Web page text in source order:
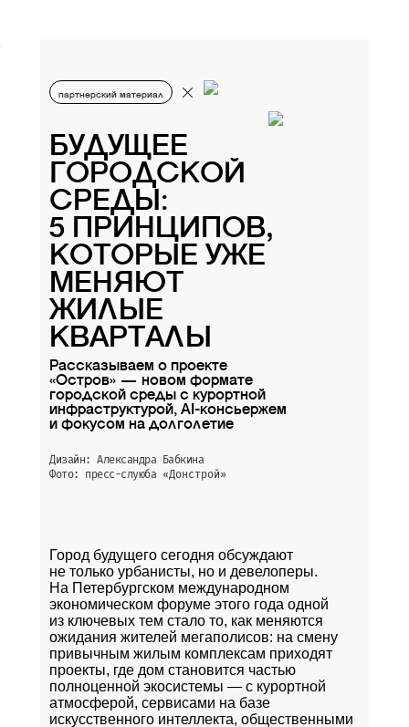
партнерский материал
БУДУЩЕЕ
ГОРОДСКОЙ
СРЕДЫ:
5 ПРИНЦИПОВ,
КОТОРЫЕ УЖЕ
МЕНЯЮТ
ЖИЛЫЕ
КВАРТАЛЫ
Рассказываем о проекте
«Остров» — новом формате
городской среды с курортной
инфраструктурой, AI-консьержем
и фокусом на долголетие
Дизайн: Александра Бабкина
Фото: пресс-слуюба «Донстрой»
Город будущего сегодня обсуждают
не только урбанисты, но и девелоперы.
На Петербургском международном
экономическом форуме этого года одной
из ключевых тем стало то, как меняются
ожидания жителей мегаполисов: на смену
привычным жилым комплексам приходят
проекты, где дом становится частью
полноценной экосистемы — с курортной
атмосферой, сервисами на базе
искусственного интеллекта, общественными